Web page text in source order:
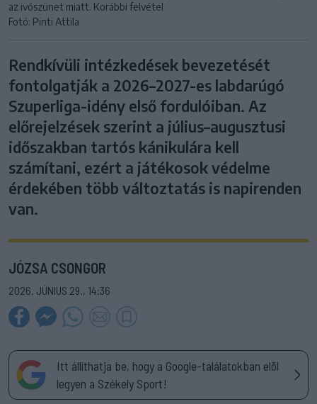
az ivószünet miatt. Korábbi felvétel
Fotó: Pinti Attila
Rendkívüli intézkedések bevezetését
fontolgatják a 2026–2027-es labdarúgó
Szuperliga-idény első fordulóiban. Az
előrejelzések szerint a július–augusztusi
időszakban tartós kánikulára kell
számítani, ezért a játékosok védelme
érdekében több változtatás is napirenden
van.
JÓZSA CSONGOR
2026. JÚNIUS 29., 14:36
Itt állíthatja be, hogy a Google-találatokban elöl
legyen a Székely Sport!